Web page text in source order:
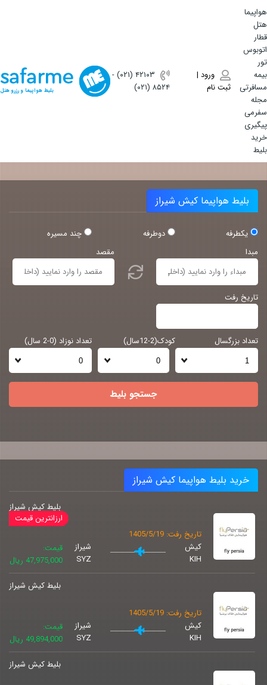
هواپیما
هتل
قطار
اتوبوس
تور
بیمه
مسافرتی
مجله
سفرمی
پیگیری
خرید
بلیط
ورود |
ثبت نام
(۰۲۱) ۴٢١٠٣
-
(۰۲۱) ۸۵۲۴
بلیط هواپیما و رزرو هتل
بلیط هواپیما کیش شیراز
یکطرفه دوطرفه
چند مسیره
مبدا
مقصد
تاریخ رفت
تعداد بزرگسال کودک(2-12سال) تعداد نوزاد (0-2 سال)
جستجو بلیط
خرید بلیط هواپیما کیش شیراز
بلیط کیش شیراز
تاریخ رفت: 1405/5/19
کیش
KIH
شیراز
SYZ
قیمت:
47,975,000 ریال
بلیط کیش شیراز
تاریخ رفت: 1405/5/19
کیش
KIH
شیراز
SYZ
قیمت:
49,894,000 ریال
بلیط کیش شیراز